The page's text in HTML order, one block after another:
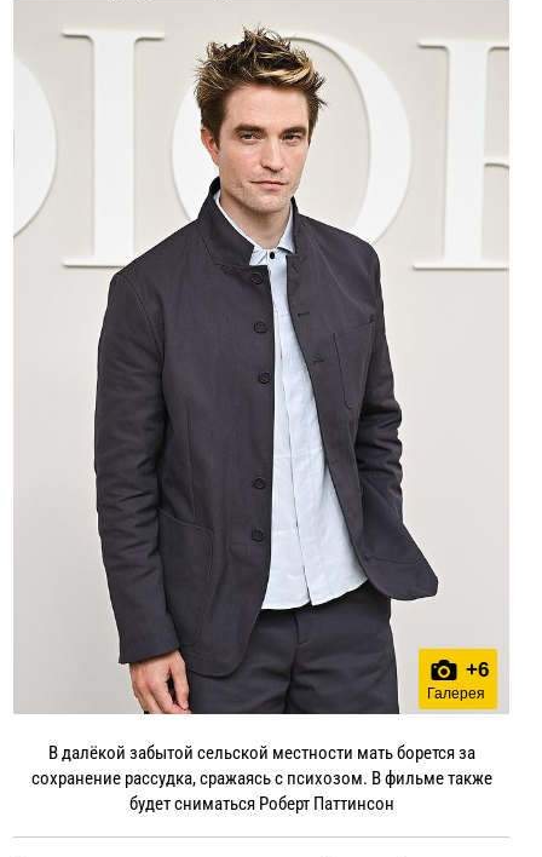
+6
Галерея
В далёкой забытой сельской местности мать борется за
сохранение рассудка, сражаясь с психозом. В фильме также
будет сниматься Роберт Паттинсон